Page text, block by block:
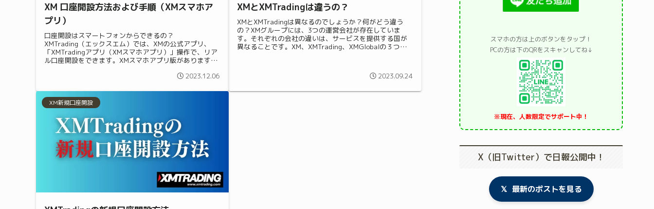
XM 口座開設方法および手順（XMスマホア
プリ）
口座開設はスマートフォンからできるの？
XMTrading（エックスエム）では、XMの公式アプリ、
「XMTradingアプリ（XMスマホアプリ）」操作で、リア
ル口座開設をできます。XMスマホアプリ版があります！
2023.12.06
XMとXMTradingは違うの？
XMとXMTradingは異なるのでしょうか？何がどう違う
の？XMグループには、3つの運営会社が存在していま
す。それぞれの会社の違いは、サービスを提供する国が
異なることです。XM、XMTrading、XMGlobalの３つの
2023.09.24
XM新規口座開設
スマホの方は上のボタンをタップ！
PCの方は下のQRをスキャンしてね↓
※現在、人数限定でサポート中！
X（旧Twitter）で日報公開中！
𝕏 最新のポストを見る